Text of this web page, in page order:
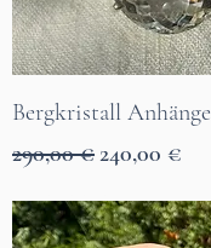
Bergkristall
Standardpreis
290,00 €Sale-Preis
240,00 €